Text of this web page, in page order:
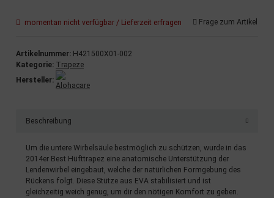
momentan nicht verfügbar / Lieferzeit erfragen Frage zum Artikel
Artikelnummer: H421500X01-002
Kategorie: Trapeze
Hersteller:
Beschreibung
Um die untere Wirbelsäule bestmöglich zu schützen, wurde in das
2014er Best Hüfttrapez eine anatomische Unterstützung der
Lendenwirbel eingebaut, welche der natürlichen Formgebung des
Rückens folgt. Diese Stütze aus EVA stabilisiert und ist
gleichzeitig weich genug, um dir den nötigen Komfort zu geben.